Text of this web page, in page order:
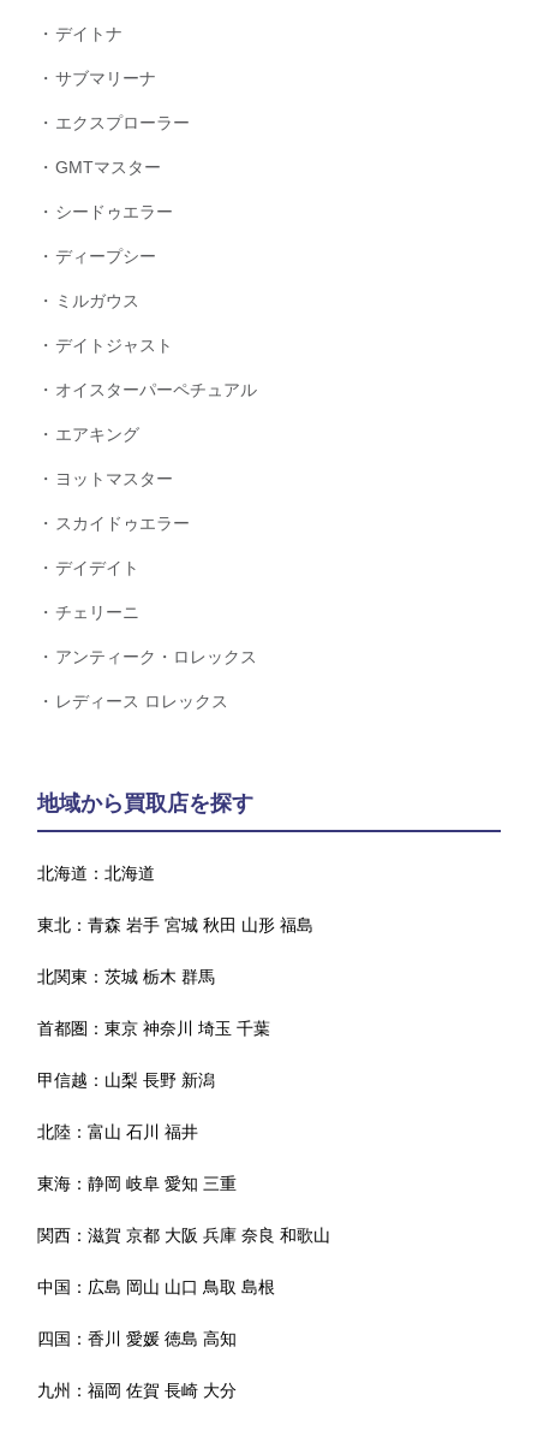
デイトナ
サブマリーナ
エクスプローラー
GMTマスター
シードゥエラー
ディープシー
ミルガウス
デイトジャスト
オイスターパーペチュアル
エアキング
ヨットマスター
スカイドゥエラー
デイデイト
チェリーニ
アンティーク・ロレックス
レディース ロレックス
地域から買取店を探す
北海道：北海道
東北：青森 岩手 宮城 秋田 山形 福島
北関東：茨城 栃木 群馬
首都圏：東京 神奈川 埼玉 千葉
甲信越： 山梨 長野 新潟
北陸：富山 石川 福井
東海：静岡 岐阜 愛知 三重
関西：滋賀 京都 大阪 兵庫 奈良 和歌山
中国： 広島 岡山 山口 鳥取 島根
四国：香川 愛媛 徳島 高知
九州：福岡 佐賀 長崎 大分